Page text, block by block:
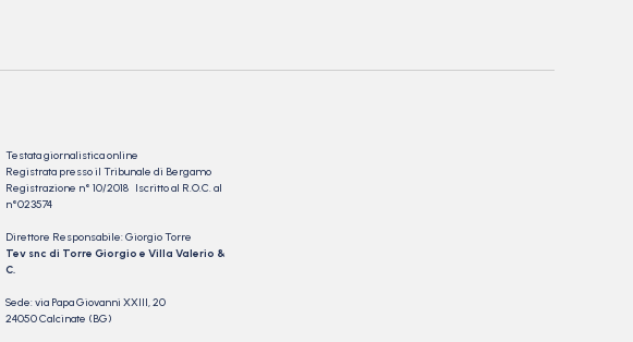
Testata giornalistica online
Registrata presso il Tribunale di Bergamo
Registrazione n° 10/2018 Iscritto al R.O.C. al
n°023574
Direttore Responsabile: Giorgio Torre
Tev snc di Torre Giorgio e Villa Valerio &
C.
Sede: via Papa Giovanni XXIII, 20
24050 Calcinate (BG)